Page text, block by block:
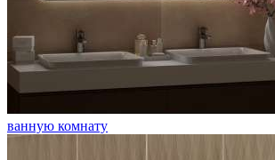
ванную комнату